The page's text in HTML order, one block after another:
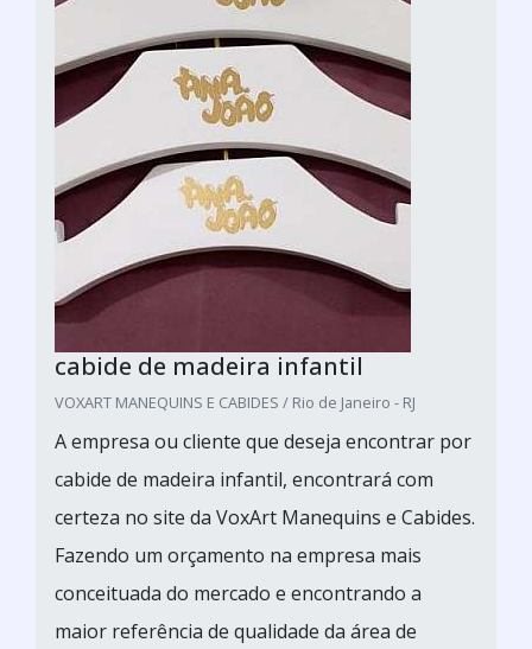
cabide de madeira infantil
VOXART MANEQUINS E CABIDES / Rio de Janeiro - RJ
A empresa ou cliente que deseja encontrar por
cabide de madeira infantil, encontrará com
certeza no site da VoxArt Manequins e Cabides.
Fazendo um orçamento na empresa mais
conceituada do mercado e encontrando a
maior referência de qualidade da área de